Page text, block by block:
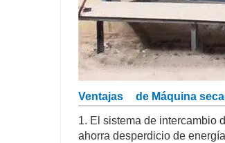
Ventajas de Máquina
1. El sistema de intercambio
ahorra desperdicio de